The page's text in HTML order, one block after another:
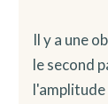
Il y a une
le second
l'amplitude